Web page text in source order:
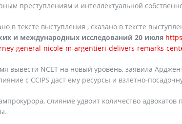
преступлениям и интеллектуальной
в тексте выступления , сказано в тексте
и международных исследований 20 июля
general-nicole-m-argentieri-delivers-remarks-
вывести NCET на новый уровень, заявила
с CCIPS даст ему ресурсы и взлетно-
слияние удвоит количество